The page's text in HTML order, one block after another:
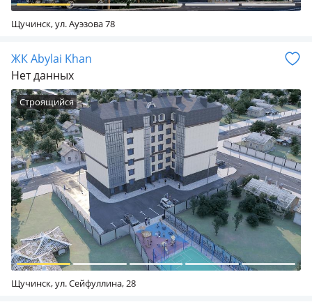
Щучинск, ул. Ауэзова 78
ЖК Abylai Khan
Нет данных
Строящийся
Щучинск, ул. Сейфуллина, 28